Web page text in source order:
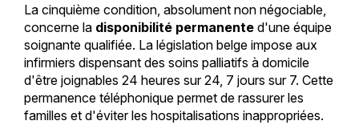
La cinquième condition, absolument non négociable,
concerne la disponibilité permanented'une équipe
soignante qualifiée. La législation belge impose aux
infirmiers dispensant des soins palliatifs à domicile
d'être joignables 24 heures sur 24, 7 jours sur 7. Cette
permanence téléphonique permet de rassurer les
familles et d'éviter les hospitalisations inappropriées.